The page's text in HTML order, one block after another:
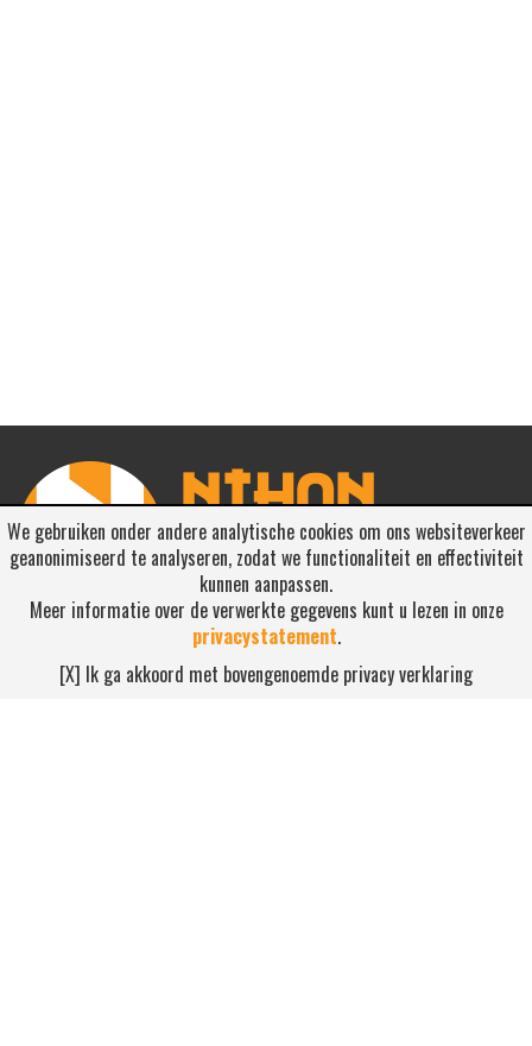
We gebruiken onder andere analytische cookies om ons websiteverkeer
geanonimiseerd te analyseren, zodat we functionaliteit en effectiviteit
kunnen aanpassen.
Meer informatie over de verwerkte gegevens kunt u lezen in onze
privacystatement.
[X] Ik ga akkoord met bovengenoemde privacy verklaring